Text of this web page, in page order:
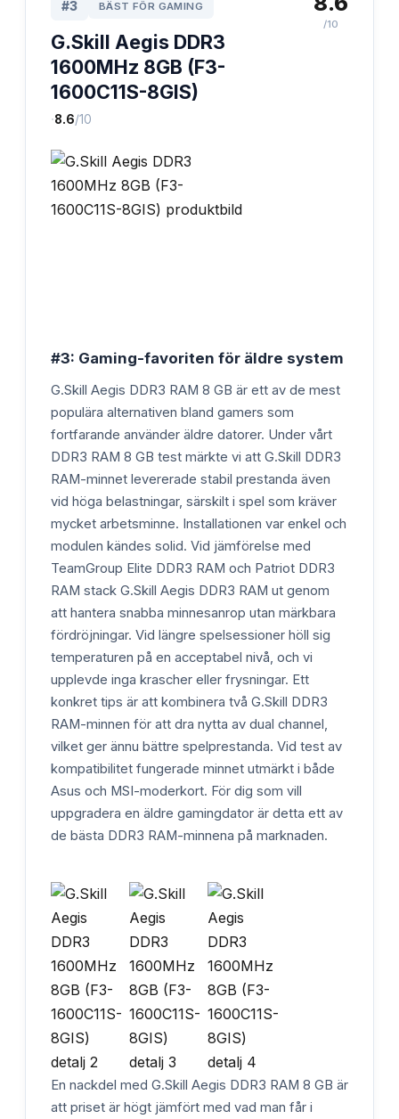
#3 BÄST FÖR GAMING
G.Skill Aegis DDR3
1600MHz 8GB (F3-
1600C11S-8GIS)
·8.6/10
/10
#3: Gaming-favoriten för äldre system
G.Skill Aegis DDR3 RAM 8 GB är ett av de mest
populära alternativen bland gamers som
fortfarande använder äldre datorer. Under vårt
DDR3 RAM 8 GB test märkte vi att G.Skill DDR3
RAM-minnet levererade stabil prestanda även
vid höga belastningar, särskilt i spel som kräver
mycket arbetsminne. Installationen var enkel och
modulen kändes solid. Vid jämförelse med
TeamGroup Elite DDR3 RAM och Patriot DDR3
RAM stack G.Skill Aegis DDR3 RAM ut genom
att hantera snabba minnesanrop utan märkbara
fördröjningar. Vid längre spelsessioner höll sig
temperaturen på en acceptabel nivå, och vi
upplevde inga krascher eller frysningar. Ett
konkret tips är att kombinera två G.Skill DDR3
RAM-minnen för att dra nytta av dual channel,
vilket ger ännu bättre spelprestanda. Vid test av
kompatibilitet fungerade minnet utmärkt i både
Asus och MSI-moderkort. För dig som vill
uppgradera en äldre gamingdator är detta ett av
de bästa DDR3 RAM-minnena på marknaden.
En nackdel med G.Skill Aegis DDR3 RAM 8 GB är
att priset är högt jämfört med vad man får i